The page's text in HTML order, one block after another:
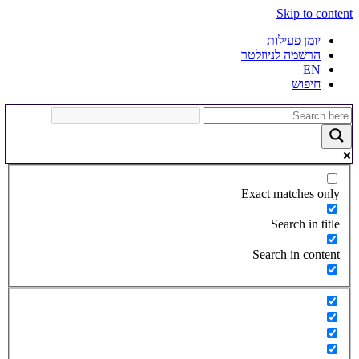
Skip to content
יומן פעילות
הרשמה לניוזלטר
EN
חיפוש
Exact matches only
Search in title
Search in content